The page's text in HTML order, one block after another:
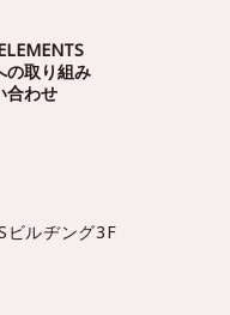
の取り組み
合わせ
ビルヂング3F